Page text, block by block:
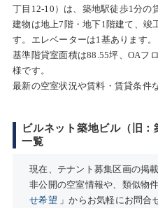
丁目12-10）は、築地駅徒歩1分の
建物は地上7階・地下1階建て、竣
す。エレベーターは1基あります。
基準階貸室面積は88.55坪、OAフ
様です。
最新の空室状況や賃料・賃貸条件
ビルネット築地ビル（旧
一覧
現在、テナント募集区画の掲
非公開の空室情報や、類似物
せ希望 」からお気軽にお問合